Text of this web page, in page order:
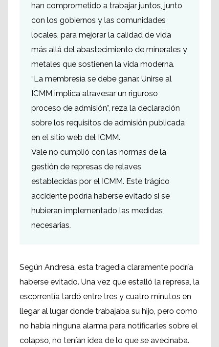
han comprometido a trabajar juntos, junto
con los gobiernos y las comunidades
locales, para mejorar la calidad de vida
más allá del abastecimiento de minerales y
metales que sostienen la vida moderna.
“La membresía se debe ganar. Unirse al
ICMM implica atravesar un riguroso
proceso de admisión”, reza la declaración
sobre los requisitos de admisión publicada
en el sitio web del ICMM.
Vale no cumplió con las normas de la
gestión de represas de relaves
establecidas por el ICMM. Este trágico
accidente podría haberse evitado si se
hubieran implementado las medidas
necesarias.
Según Andresa, esta tragedia claramente podría
haberse evitado. Una vez que estalló la represa, la
escorrentía tardó entre tres y cuatro minutos en
llegar al lugar donde trabajaba su hijo, pero como
no había ninguna alarma para notificarles sobre el
colapso, no tenían idea de lo que se avecinaba.